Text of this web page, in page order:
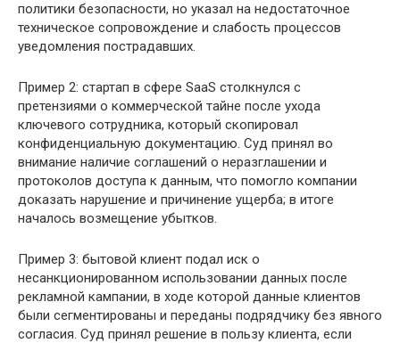
политики безопасности, но указал на недостаточное
техническое сопровождение и слабость процессов
уведомления пострадавших.
Пример 2: стартап в сфере SaaS столкнулся с
претензиями о коммерческой тайне после ухода
ключевого сотрудника, который скопировал
конфиденциальную документацию. Суд принял во
внимание наличие соглашений о неразглашении и
протоколов доступа к данным, что помогло компании
доказать нарушение и причинение ущерба; в итоге
началось возмещение убытков.
Пример 3: бытовой клиент подал иск о
несанкционированном использовании данных после
рекламной кампании, в ходе которой данные клиентов
были сегментированы и переданы подрядчику без явного
согласия. Суд принял решение в пользу клиента, если